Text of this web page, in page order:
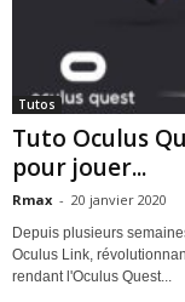
Tutos
Tuto Oculus
pour jouer...
Rmax - 20 janvier 2020
Depuis plusieurs
Oculus Link,
rendant l'Oculus Quest...